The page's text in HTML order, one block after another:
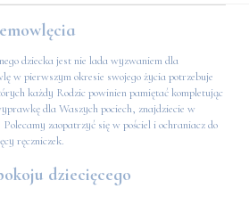
dziecka jest nie lada wyzwaniem dla
w pierwszym okresie swojego życia potrzebuje
każdy Rodzic powinien pamiętać kompletując
dla Waszych pociech, znajdziecie w
zaopatrzyć się w pościel i ochraniacz do
ręczniczek.
dziecięcego